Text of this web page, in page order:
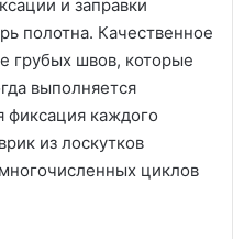
и заправки
полотна. Качественное
грубых швов, которые
выполняется
фиксация каждого
из лоскутков
циклов